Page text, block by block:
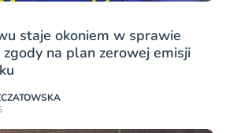
staje okoniem w sprawie
na plan zerowej emisji